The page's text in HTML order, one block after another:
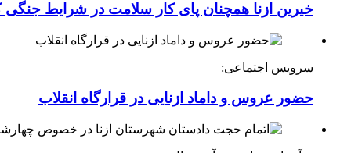
خیرین ازنا همچنان پای کار سلامت در شرایط
سرویس اجتماعی:
حضور عروس و داماد ازنایی در قرارگاه انقلاب